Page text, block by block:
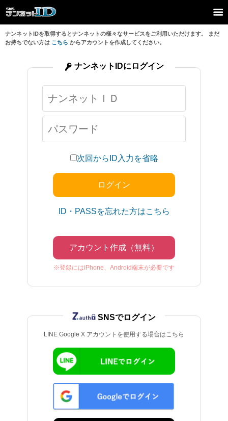
ナンネットIDを取得するとナンネットの様々なサービスをご利用いただけます。 まだ
お持ちでない方は こちら からアカウントを作成してください。
次回からID入力を省略
ID・PASSを忘れた方はこちら
アカウント作成（無料）
※登録にはiPhone、Android端末が必要です
ナンネットIDにログイン
LINE Google X アカウントを使用する場合はこちら
SNSでログイン